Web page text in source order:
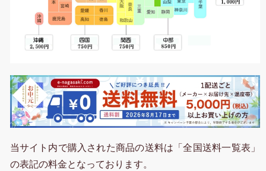
当サイト内で購入された商品の送料は「全国送料一覧表」
の表記の料金となっております。